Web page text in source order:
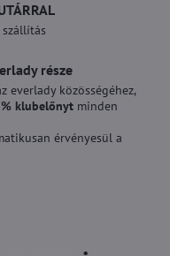
része
everlady közösségéhez,
klubelőnyt minden
érvényesül a